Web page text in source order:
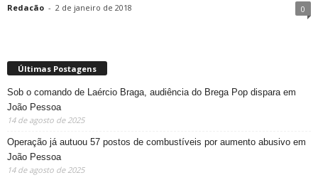
Redacão - 2 de janeiro de 2018 0
Últimas Postagens
Sob o comando de Laércio Braga, audiência do Brega Pop dispara em
João Pessoa
14 de agosto de 2025
Operação já autuou 57 postos de combustíveis por aumento abusivo em
João Pessoa
14 de agosto de 2025